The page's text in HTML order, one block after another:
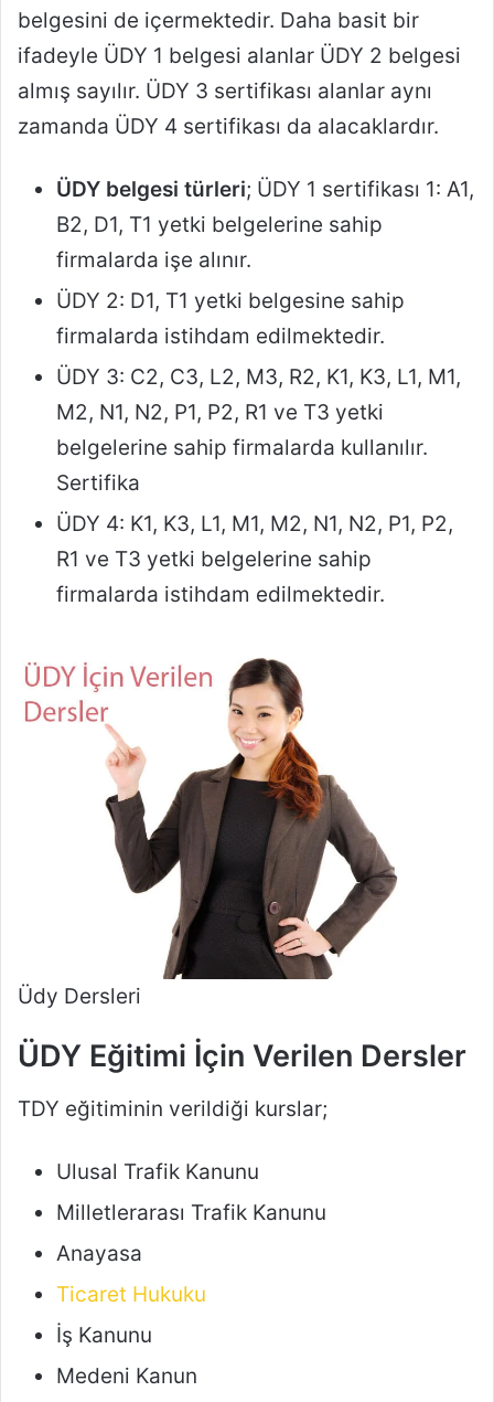
belgesini de içermektedir. Daha basit bir
ifadeyle ÜDY 1 belgesi alanlar ÜDY 2 belgesi
almış sayılır. ÜDY 3 sertifikası alanlar aynı
zamanda ÜDY 4 sertifikası da alacaklardır.
ÜDY belgesi türleri; ÜDY 1 sertifikası 1: A1,
B2, D1, T1 yetki belgelerine sahip
firmalarda işe alınır.
ÜDY 2: D1, T1 yetki belgesine sahip
firmalarda istihdam edilmektedir.
ÜDY 3: C2, C3, L2, M3, R2, K1, K3, L1, M1,
M2, N1, N2, P1, P2, R1 ve T3 yetki
belgelerine sahip firmalarda kullanılır.
Sertifika
ÜDY 4: K1, K3, L1, M1, M2, N1, N2, P1, P2,
R1 ve T3 yetki belgelerine sahip
firmalarda istihdam edilmektedir.
Üdy Dersleri
ÜDY Eğitimi İçin Verilen Dersler
TDY eğitiminin verildiği kurslar;
Ulusal Trafik Kanunu
Milletlerarası Trafik Kanunu
Anayasa
Ticaret Hukuku
İş Kanunu
Medeni Kanun